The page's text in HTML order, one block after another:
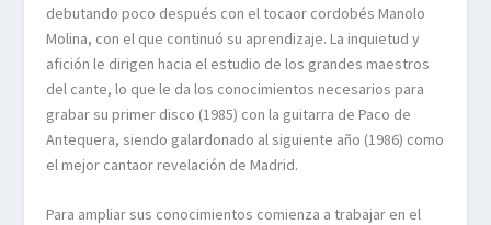
debutando poco después con el tocaor cordobés Manolo
Molina, con el que continuó su aprendizaje. La inquietud y
afición le dirigen hacia el estudio de los grandes maestros
del cante, lo que le da los conocimientos necesarios para
grabar su primer disco (1985) con la guitarra de Paco de
Antequera, siendo galardonado al siguiente año (1986) como
el mejor cantaor revelación de Madrid.
Para ampliar sus conocimientos comienza a trabajar en el